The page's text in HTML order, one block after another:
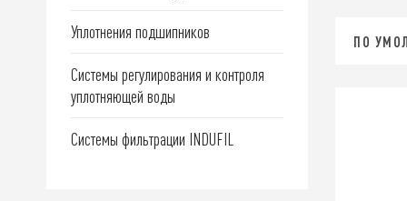
Уплотнения подшипников
Системы регулирования и контроля
уплотняющей воды
Системы фильтрации INDUFIL
ПО